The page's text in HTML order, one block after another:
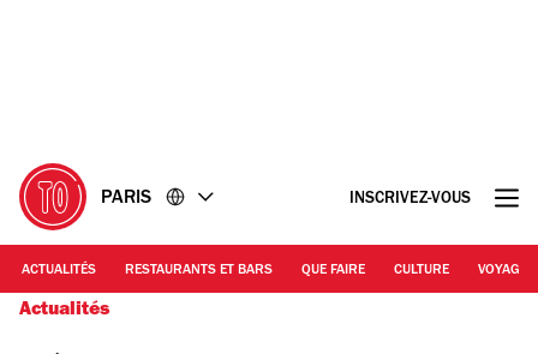
PARIS INSCRIVEZ-VOUS
ACTUALITÉS RESTAURANTS ET BARS QUE FAIRE CULTURE VOYAGE
Actualités